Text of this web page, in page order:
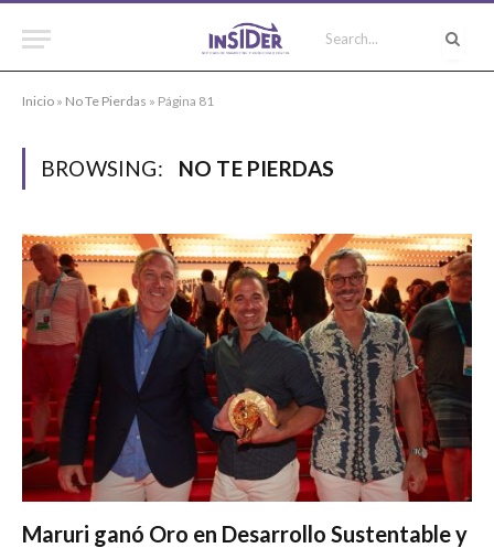
Inicio » No Te Pierdas » Página 81
BROWSING: NO TE PIERDAS
Maruri ganó Oro en Desarrollo Sustentable y